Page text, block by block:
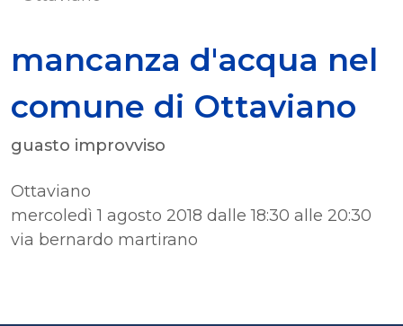
mancanza d'acqua nel
comune di Ottaviano
guasto improvviso
Ottaviano
mercoledì 1 agosto 2018 dalle 18:30 alle 20:30
via bernardo martirano